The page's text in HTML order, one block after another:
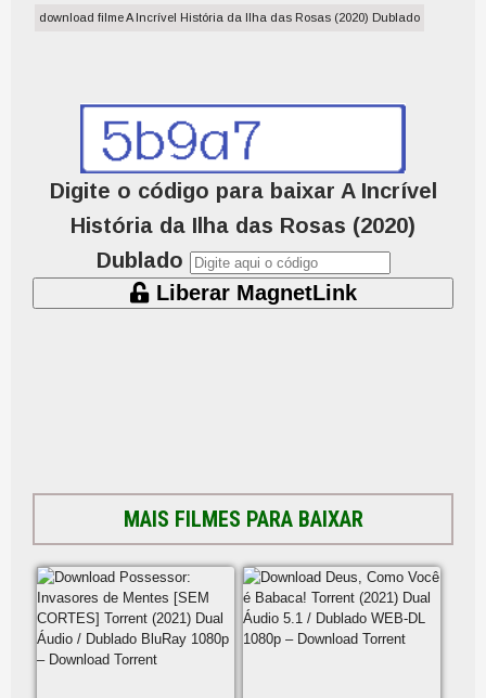
download filme A Incrível História da Ilha das Rosas (2020) Dublado
Digite o código para baixar A Incrível
História da Ilha das Rosas (2020)
Dublado
Liberar MagnetLink
MAIS FILMES PARA BAIXAR